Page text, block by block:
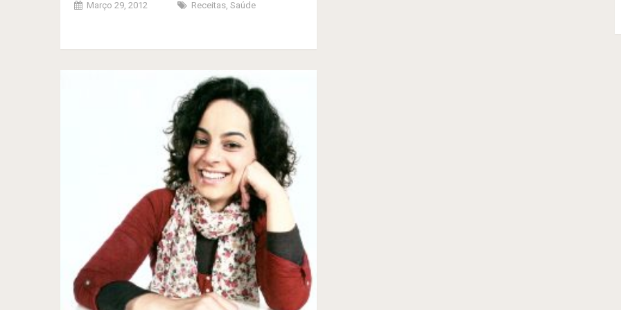
Março 29, 2012 Receitas Saúde